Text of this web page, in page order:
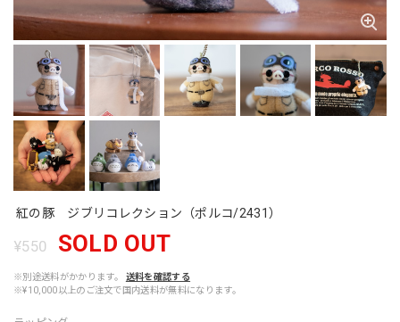
紅の豚 ジブリコレクション（ポルコ/2431）
¥550 SOLD OUT
※別途送料がかかります。
送料を確認する
※¥10,000以上のご注文で国内送料が無料になります。